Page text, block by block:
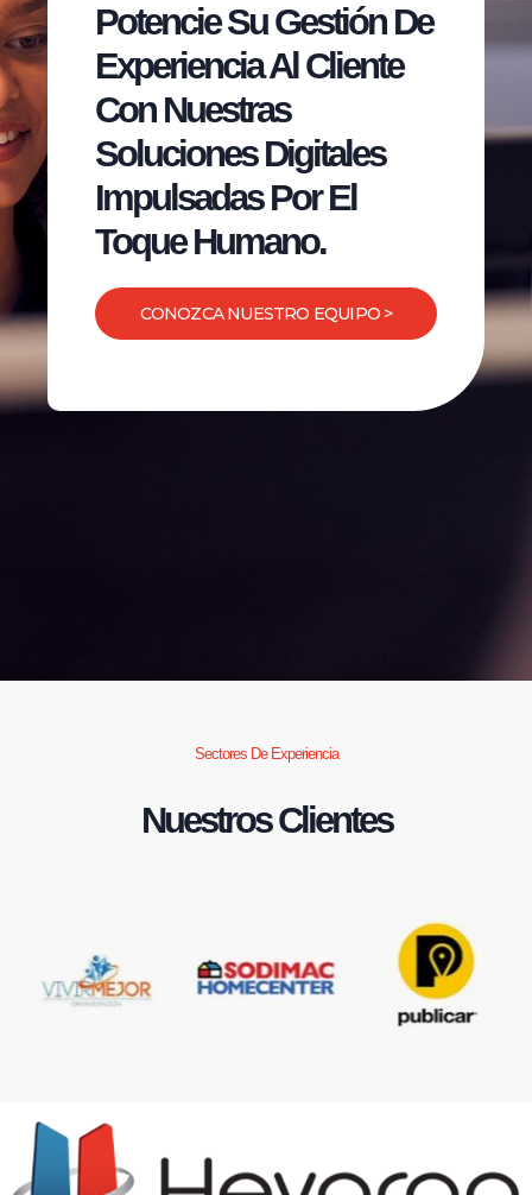
Potencie Su Gestión De
Experiencia Al Cliente
Con Nuestras
Soluciones Digitales
Impulsadas Por El
Toque Humano.
CONOZCA NUESTRO EQUIPO >
Sectores De Experiencia
Nuestros Clientes